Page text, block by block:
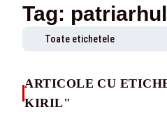
Tag:
Toate etichetele
ARTICOLE CU
KIRIL"